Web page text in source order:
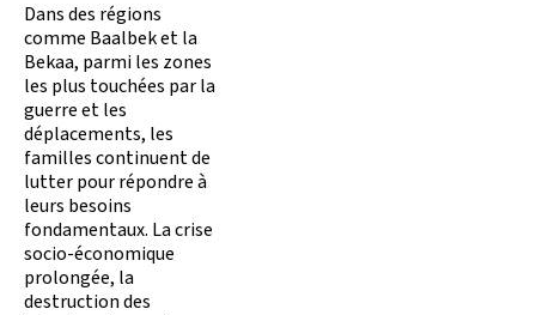
Dans des régions
comme Baalbek et la
Bekaa, parmi les zones
les plus touchées par la
guerre et les
déplacements, les
familles continuent de
lutter pour répondre à
leurs besoins
fondamentaux. La crise
socio-économique
prolongée, la
destruction des